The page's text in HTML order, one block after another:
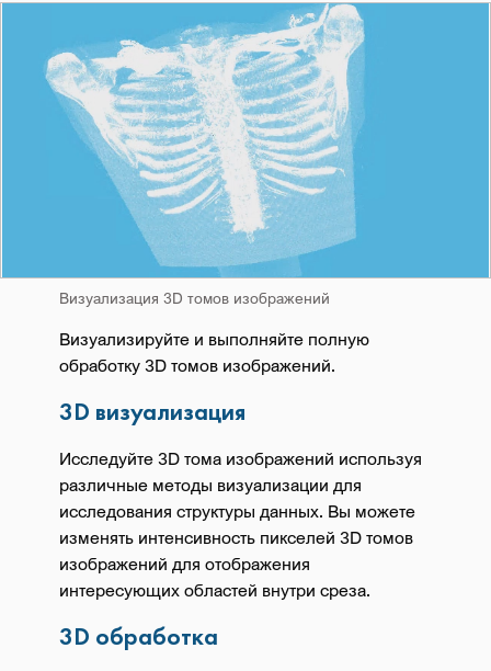
Визуализация 3D томов изображений
Визуализируйте и выполняйте полную
обработку 3D томов изображений.
3D визуализация
Исследуйте 3D тома изображений используя
различные методы визуализации для
исследования структуры данных. Вы можете
изменять интенсивность пикселей 3D томов
изображений для отображения
интересующих областей внутри среза.
3D обработка